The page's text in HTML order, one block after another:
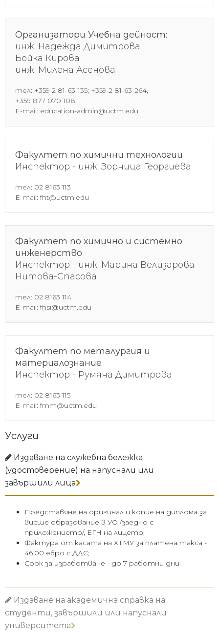
Организатори Учебна дейност:
инж. Надежда Димитрова
Бойка Кирова
инж. Милена Асенова
тел: +359 2 81-63-135; +359 2 81-63-264,
+359 877 070 108
E-mail: education-admin@uctm.edu
Факултет по химични технологии
Инспектор - инж. Зорница Георгиева
тел: 02 8163 113
E-mail: fht@uctm.edu
Факултет по химично и системно
инженерство
Инспектор - инж. Марина Велизарова
Нитова-Спасова
тел: 02 8163 114
E-mail: fhsi@uctm.edu
Факултет по металургия и
материалознание
Инспектор - Румяна Димитрова
тел: 02 8163 115
Е-mail: fmm@uctm.edu
Услуги
Издаване на служебна бележка
(удостоверение) на напуснали или
завършили лица
Представяне на оригинал и копие на диплома за
висше образование в УО /заедно с
приложението/, ЕГН на лицето;
Фактура от касата на ХТМУ за платена такса -
46.00 евро с ДДС;
Срок за изработване - до 7 работни дни.
Издаване на академична справка на
студенти, завършили или напуснали
университета